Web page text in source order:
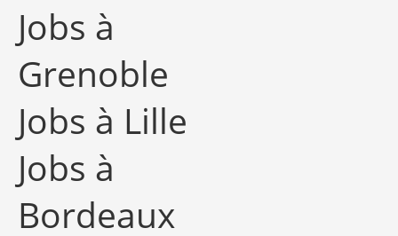
Jobs à
Grenoble
Jobs à Lille
Jobs à
Bordeaux